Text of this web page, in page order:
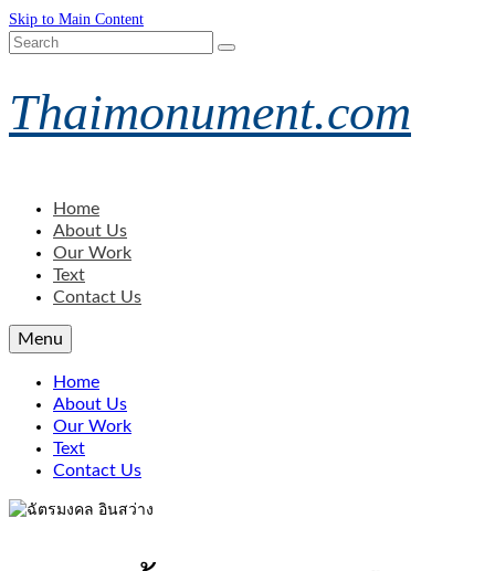
Skip to Main Content
Search
Thaimonument.com
Home
About Us
Our Work
Text
Contact Us
Menu
Home
About Us
Our Work
Text
Contact Us